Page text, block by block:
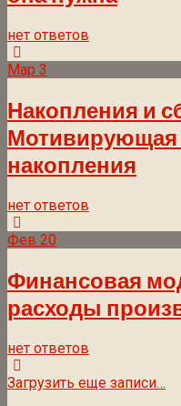
нет ответов
Мар 3
Накопления и
Мотивирующая
накопления
нет ответов
Фев 20
Финансовая
расходы
нет ответов
Загрузить еще записи…